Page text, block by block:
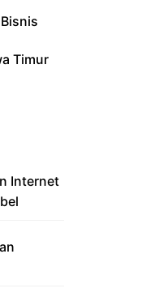
Timur
Internet